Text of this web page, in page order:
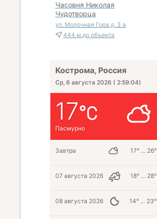
Часовня Николая
Чудотворца
ул. Молочная Гора д. 3 а
444 м до объекта
Кострома, Россия
Ср, 6 августа 2026 ( 2:59:05)
17
Пасмурно
Завтра 17° … 26°
07 августа 2026 18° … 28°
08 августа 2026 14° … 23°